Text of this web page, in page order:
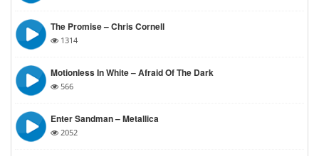
The Promise – Chris Cornell
1314
Motionless In White – Afraid Of The Dark
566
Enter Sandman – Metallica
2052